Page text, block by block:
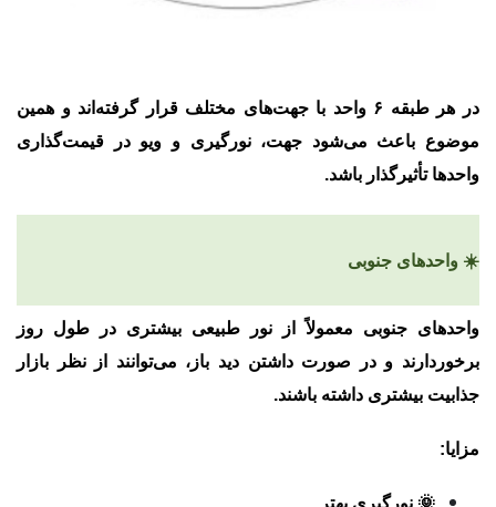
در هر طبقه ۶ واحد با جهت‌های مختلف قرار گرفته‌اند و همین
موضوع باعث می‌شود جهت، نورگیری و ویو در قیمت‌گذاری
واحدها تأثیرگذار باشد.
☀️ واحدهای جنوبی
واحدهای جنوبی معمولاً از نور طبیعی بیشتری در طول روز
برخوردارند و در صورت داشتن دید باز، می‌توانند از نظر بازار
جذابیت بیشتری داشته باشند.
مزایا:
🌞 نورگیری بهتر